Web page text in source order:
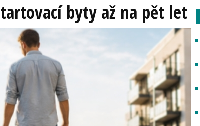
byty až na pět let